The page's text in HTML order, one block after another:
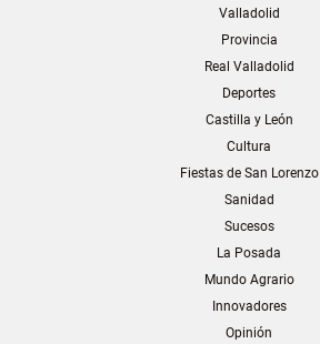
Valladolid
Provincia
Real Valladolid
Deportes
Castilla y León
Cultura
Fiestas de San Lorenzo
Sanidad
Sucesos
La Posada
Mundo Agrario
Innovadores
Opinión